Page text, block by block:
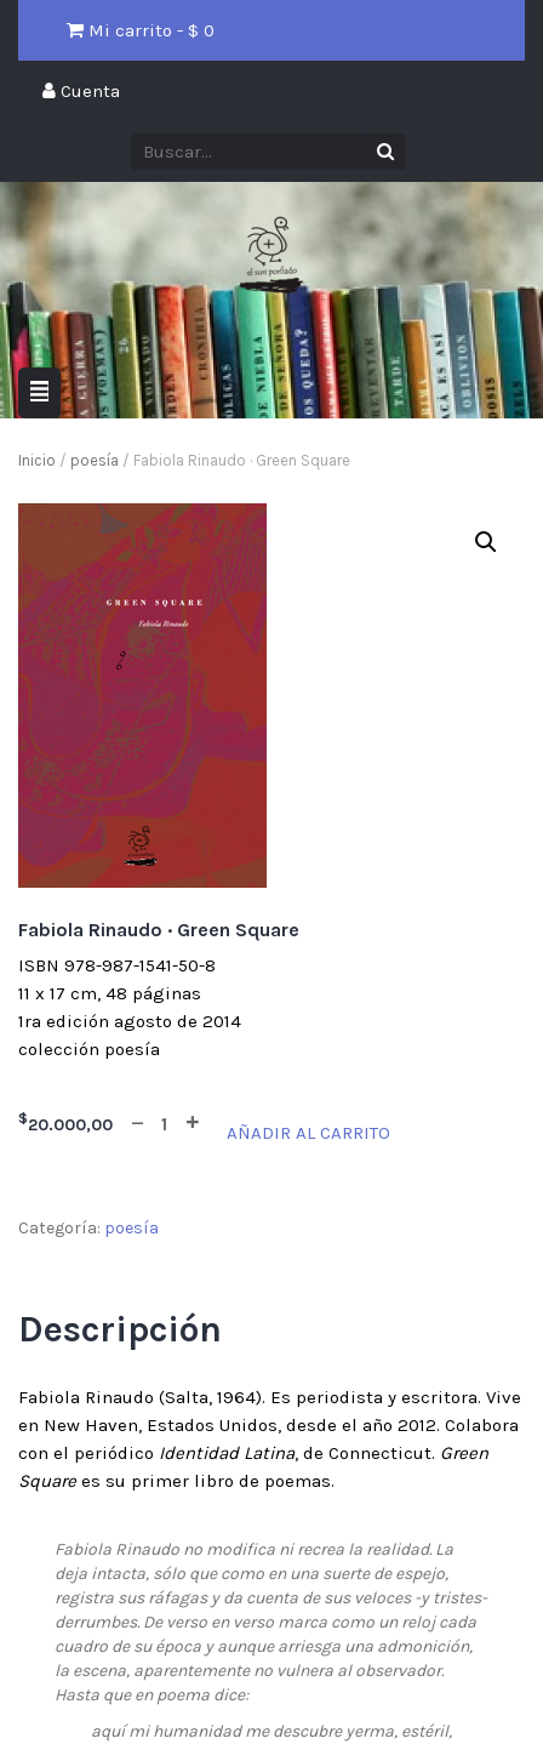
Mi carrito - $ 0
Cuenta
Inicio / poesía / Fabiola Rinaudo · Green Square
Fabiola Rinaudo · Green Square
ISBN 978-987-1541-50-8
11 x 17 cm, 48 páginas
1ra edición agosto de 2014
colección poesía
$20.000,00 AÑADIR AL CARRITO
Categoría: poesía
Descripción
Fabiola Rinaudo (Salta, 1964). Es periodista y escritora. Vive
en New Haven, Estados Unidos, desde el año 2012. Colabora
con el periódico Identidad Latina, de Connecticut. Green
Square es su primer libro de poemas.
Fabiola Rinaudo no modifica ni recrea la realidad. La
deja intacta, sólo que como en una suerte de espejo,
registra sus ráfagas y da cuenta de sus veloces -y tristes-
derrumbes. De verso en verso marca como un reloj cada
cuadro de su época y aunque arriesga una admonición,
la escena, aparentemente no vulnera al observador.
Hasta que en poema dice:
aquí mi humanidad me descubre yerma, estéril,